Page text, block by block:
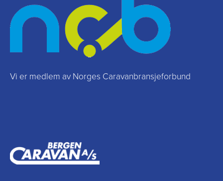
Vi er medlem av Norges Caravanbransjeforbund